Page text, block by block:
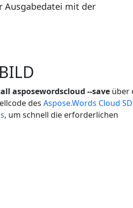
Ausgabedatei mit der
asposewordscloud --save über
des Aspose.Words Cloud
, um schnell die erforderlichen